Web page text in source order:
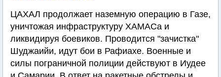
ЦАХАЛ продолжает наземную операцию в Газе,
уничтожая инфраструктуру ХАМАСа и
ликвидируя боевиков. Проводится "зачистка"
Шуджаийи, идут бои в Рафиахе. Военные и
силы пограничной полиции действуют в Иудее